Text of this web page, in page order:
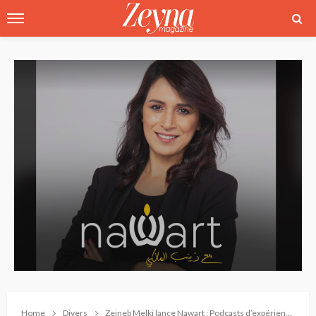
Home Divers Zeineb Melki lance Nawart : Podcasts d’expériences inspirantes et impactantes